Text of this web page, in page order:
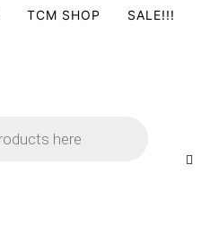
TCM SHOP SALE!!!